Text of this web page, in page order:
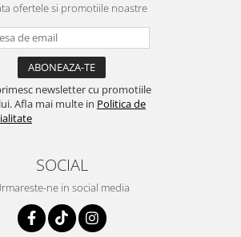
ofertele si promotiile noastre
newsletter cu promotiile
Afla mai multe in Politica de
SOCIAL
ne in social media